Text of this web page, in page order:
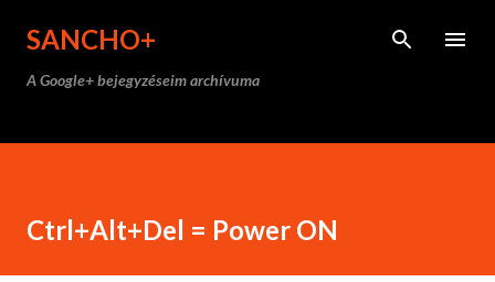
SANCHO+
A Google+ bejegyzéseim archívuma
Ctrl+Alt+Del = Power ON